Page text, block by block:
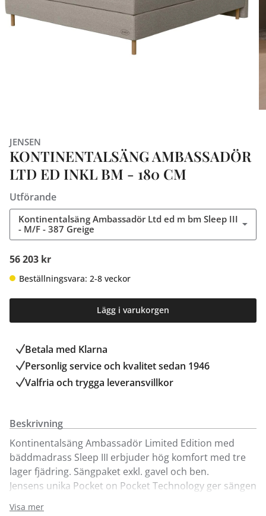
JENSEN
KONTINENTALSÄNG AMBASSADÖR
LTD ED INKL BM - 180 CM
Utförande
Kontinentalsäng Ambassadör Ltd ed m bm Sleep III
- M/F - 387 Greige
56 203 kr
Beställningsvara: 2-8 veckor
Lägg i varukorgen
Betala med Klarna
Personlig service och kvalitet sedan 1946
Valfria och trygga leveransvillkor
Beskrivning
Kontinentalsäng Ambassadör Limited Edition med
bäddmadrass Sleep III erbjuder hög komfort med tre
lager fjädring. Sängpaket exkl. gavel och ben.
Jensens unika Pocket on Pocket Technology ger sängen
Visa mer